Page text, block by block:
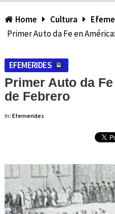
Home Cultura
Primer Auto da Fe en
EFEMERIDES
Primer Auto da
de Febrero
In: Efemerides